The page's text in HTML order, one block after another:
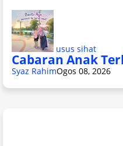
usus sihat
Cabaran Anak
Syaz RahimOgos 08, 2026